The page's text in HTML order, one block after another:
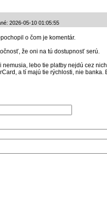
2026-05-10 01:05:55
o čom je komentár.
že oni na tú dostupnosť serú.
nemusia, lebo tie platby nejdú cez
a tí majú tie rýchlosti, nie